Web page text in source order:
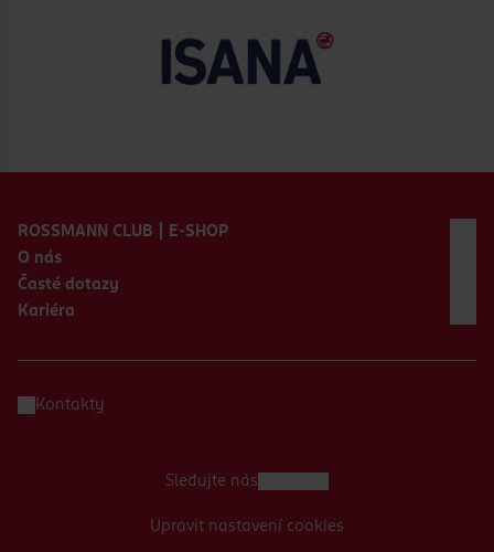
ROSSMANN CLUB | E-SHOP
O nás
Časté dotazy
Kariéra
Kontakty
Sledujte nás
Upravit nastavení cookies